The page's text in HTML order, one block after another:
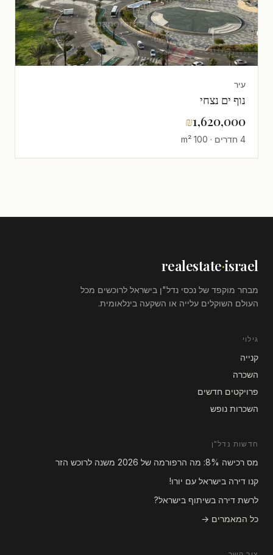
עיר
נוף ים נצחי
₪1,620,000
4 חדרים · 100 m²
realestate·israel
מבחר מוקפד של נכסי נדל"ן בישראל לרוכשים מכל
העולם השוקלים עלייה או השקעה בינלאומית.
גילוי
קנייה
השכרה
פרויקטים חדשים
השכרות נופש
חדשות נדל"ן
מס רכישה 8%: מה הרפורמה של 2026 משנה לרוכש הזר
קנו דירה בישראל עם יורו!
לרשת דירה בשיתוף בישראל?
כל המאמרים →